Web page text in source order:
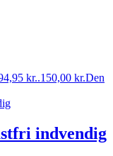
kr..150,00 kr.Den
indvendig